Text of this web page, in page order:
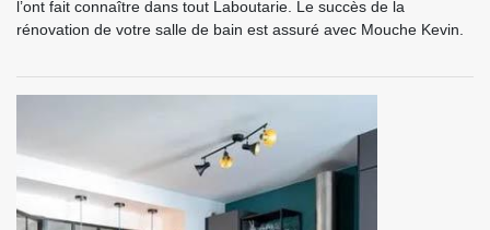
l’ont fait connaître dans tout Laboutarie. Le succès de la
rénovation de votre salle de bain est assuré avec Mouche Kevin.